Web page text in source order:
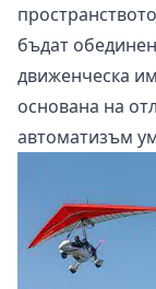
бъдат
движенческа
основана на
автоматизъм